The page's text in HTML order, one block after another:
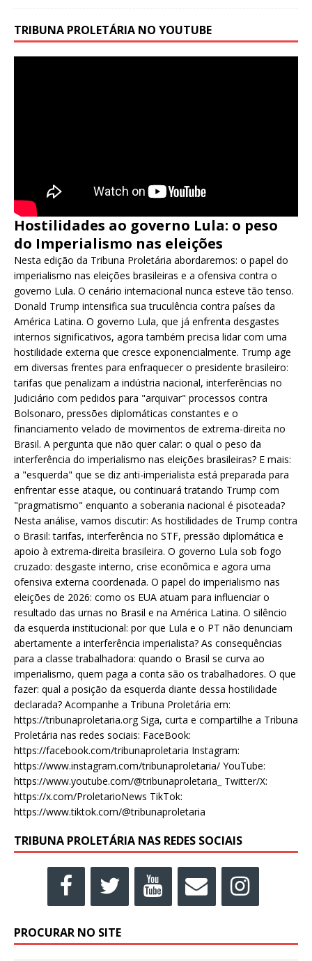
TRIBUNA PROLETÁRIA NO YOUTUBE
Hostilidades ao governo Lula: o peso
do Imperialismo nas eleições
Nesta edição da Tribuna Proletária abordaremos: o papel do
imperialismo nas eleições brasileiras e a ofensiva contra o
governo Lula. O cenário internacional nunca esteve tão tenso.
Donald Trump intensifica sua truculência contra países da
América Latina. O governo Lula, que já enfrenta desgastes
internos significativos, agora também precisa lidar com uma
hostilidade externa que cresce exponencialmente. Trump age
em diversas frentes para enfraquecer o presidente brasileiro:
tarifas que penalizam a indústria nacional, interferências no
Judiciário com pedidos para "arquivar" processos contra
Bolsonaro, pressões diplomáticas constantes e o
financiamento velado de movimentos de extrema-direita no
Brasil. A pergunta que não quer calar: o qual o peso da
interferência do imperialismo nas eleições brasileiras? E mais:
a "esquerda" que se diz anti-imperialista está preparada para
enfrentar esse ataque, ou continuará tratando Trump com
"pragmatismo" enquanto a soberania nacional é pisoteada?
Nesta análise, vamos discutir: As hostilidades de Trump contra
o Brasil: tarifas, interferência no STF, pressão diplomática e
apoio à extrema-direita brasileira. O governo Lula sob fogo
cruzado: desgaste interno, crise econômica e agora uma
ofensiva externa coordenada. O papel do imperialismo nas
eleições de 2026: como os EUA atuam para influenciar o
resultado das urnas no Brasil e na América Latina. O silêncio
da esquerda institucional: por que Lula e o PT não denunciam
abertamente a interferência imperialista? As consequências
para a classe trabalhadora: quando o Brasil se curva ao
imperialismo, quem paga a conta são os trabalhadores. O que
fazer: qual a posição da esquerda diante dessa hostilidade
declarada? Acompanhe a Tribuna Proletária em:
https://tribunaproletaria.org Siga, curta e compartilhe a Tribuna
Proletária nas redes sociais: FaceBook:
https://facebook.com/tribunaproletaria Instagram:
https://www.instagram.com/tribunaproletaria/ YouTube:
https://www.youtube.com/@tribunaproletaria_ Twitter/X:
https://x.com/ProletarioNews TikTok:
https://www.tiktok.com/@tribunaproletaria
TRIBUNA PROLETÁRIA NAS REDES SOCIAIS
PROCURAR NO SITE